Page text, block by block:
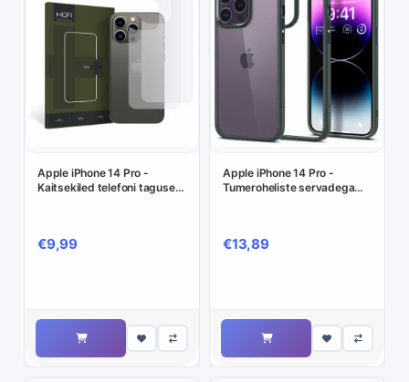
Apple iPhone 14 Pro -
Kaitsekiled telefoni taguse
€9,99
Apple iPhone 14 Pro -
Tumeroheliste servadega
€13,89